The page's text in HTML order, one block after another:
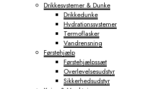
Drikkesystemer & Dunke
Drikkedunke
Hydrationssystemer
Termoflasker
Vandrensning
Førstehjælp
Førstehjælpssæt
Overlevelsesudstyr
Sikkerhedsudstyr